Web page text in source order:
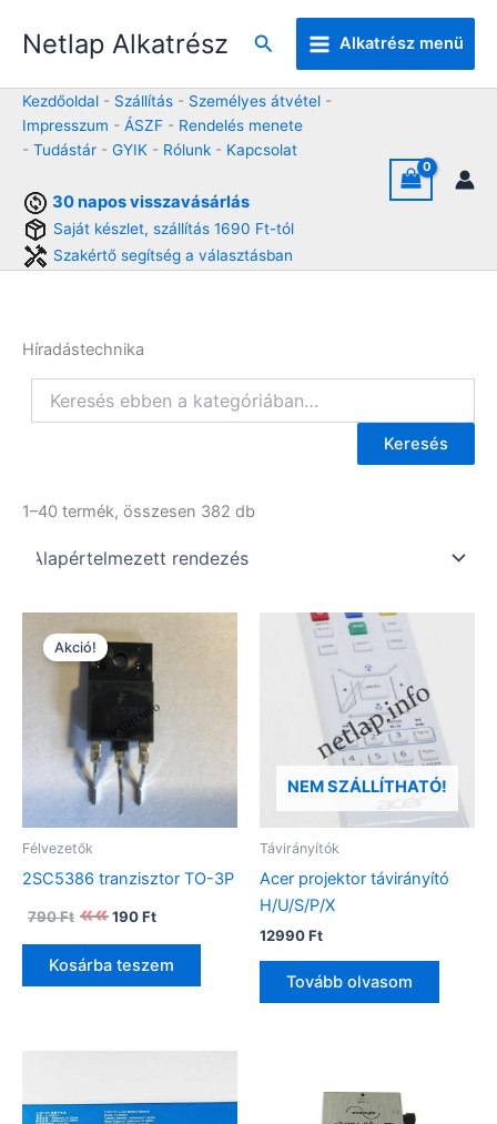
Netlap Alkatrész Keresés Alkatrész menü
Kezdőoldal - Szállítás - Személyes átvétel -
Impresszum - ÁSZF - Rendelés menete
- Tudástár - GYIK - Rólunk - Kapcsolat
30 napos visszavásárlás
Saját készlet, szállítás 1690 Ft-tól
Szakértő segítség a választásban
Híradástechnika
Keresés
1–40 termék, összesen 382 db
Akció!
Félvezetők
2SC5386 tranzisztor TO-3P
790Ft
Original
price
was:
790 Ft.
190Ft
price
is:
190 Ft.
Kosárba teszem
NEM SZÁLLÍTHATÓ!
Távirányítók
Acer projektor távirányító
H/U/S/P/X
12990Ft
Tovább olvasom